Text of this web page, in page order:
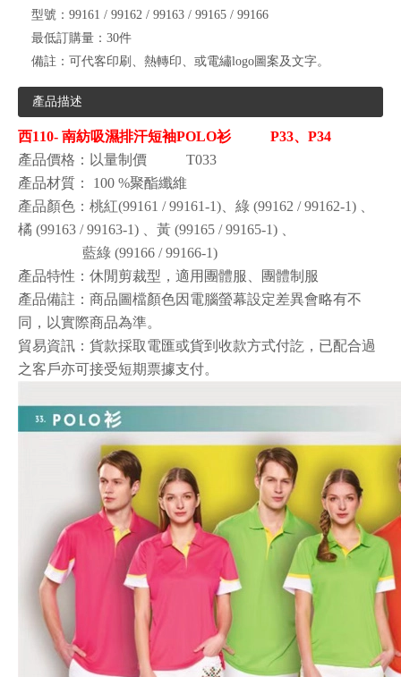
型號： 99161 / 99162 / 99163 / 99165 / 99166
最低訂購量： 30件
備註： 可代客印刷、熱轉印、或電繡logo圖案及文字。
產品描述
西110- 南紡吸濕排汗短袖POLO衫 P33、P34
產品價格：以量制價 T033
產品材質 ： 100 %聚酯纖維
產品顏色 ：桃紅(99161 / 99161-1)、綠 (99162 / 99162-1)
橘 (99163 / 99163-1) 、黃 (99165 / 99165-1)
藍綠 (99166 / 99166-1)
產品特性 ： 休閒剪裁型 ， 適用團體服、團體制服
產品備註：商品圖檔顏色因電腦螢幕設定差異會略有不
同，以實際商品為準。
貿易資訊：貨款採取電匯或貨到收款方式付訖，已配合過
之客戶亦可接受短期票據支付。